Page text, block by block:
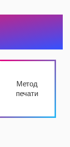
Метод
печати